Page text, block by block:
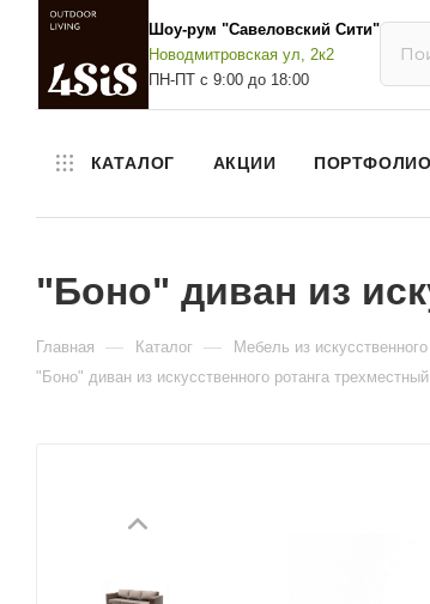
Шоу-рум "Савеловский Сити"
Новодмитровская ул, 2к2
ПН-ПТ с 9:00 до 18:00
КАТАЛОГ АКЦИИ ПОРТФОЛИО
"Боно" диван из
Главная — Каталог — Мебель из искусственного
"Боно" диван из искусственного ротанга